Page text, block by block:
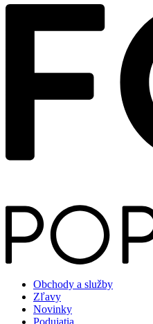
Obchody a služby
Zľavy
Novinky
Podujatia